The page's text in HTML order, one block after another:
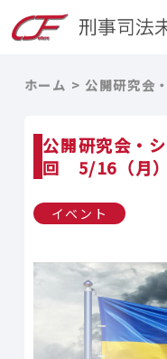
ホーム
公開研究会・
回 5/16（月
イベント